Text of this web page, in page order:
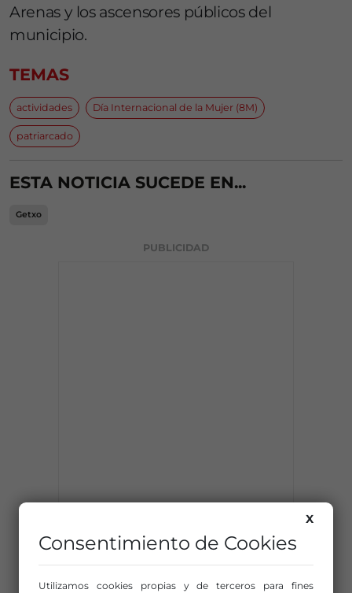
Arenas y los ascensores públicos del
municipio.
TEMAS
actividades Día Internacional de la Mujer (8M)
patriarcado
ESTA NOTICIA SUCEDE EN...
Getxo
PUBLICIDAD
X
Consentimiento de Cookies
Utilizamos cookies propias y de terceros para fines